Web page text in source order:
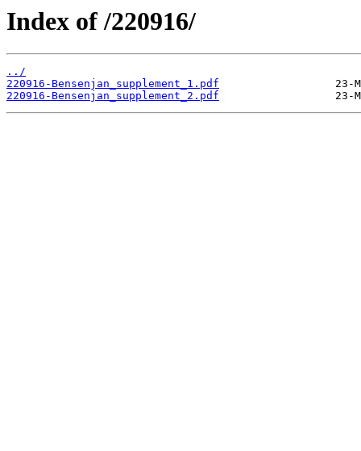
Index of /220916/
../
220916-Bensenjan_supplement_1.pdf
220916-Bensenjan_supplement_2.pdf